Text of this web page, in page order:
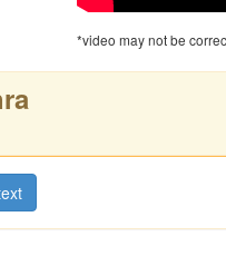
*video may not be